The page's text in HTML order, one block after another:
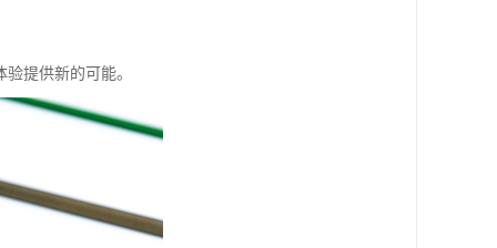
提供新的可能。